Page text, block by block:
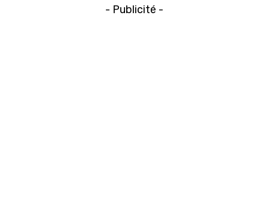
- Publicité -